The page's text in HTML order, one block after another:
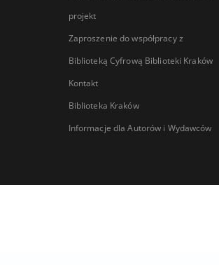
projekt
Zaproszenie do współpracy z
Biblioteką Cyfrową Biblioteki Kraków
Kontakt
Biblioteka Kraków
Informacje dla Autorów i Wydawców